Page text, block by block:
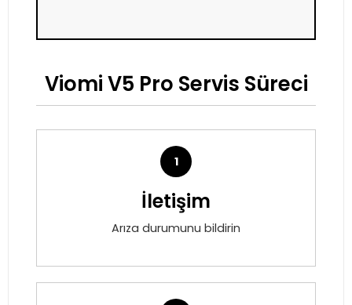
Viomi V5 Pro Servis Süreci
1
İletişim
Arıza durumunu bildirin